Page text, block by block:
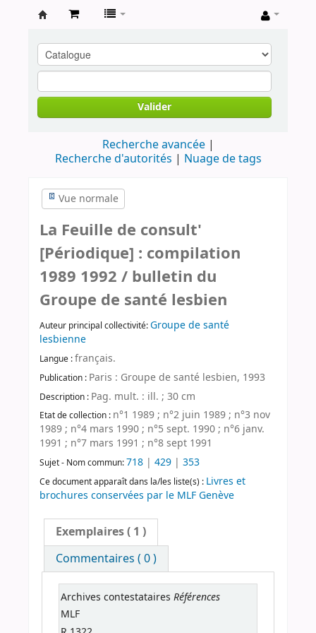
contestataires
Valider
Recherche avancée
Recherche d'autorités
Nuage de tags
Vue normale
La Feuille de consult'
[Périodique] : compilation
1989 1992 / bulletin du
Groupe de santé lesbien
Auteur principal collectivité:Groupe de santé
lesbienne
Langue :français.
Publication : Paris : Groupe de santé lesbien, 1993
Description : Pag. mult. : ill. ; 30 cm
Etat de collection : n°1 1989 ; n°2 juin 1989 ; n°3 nov
1989 ; n°4 mars 1990 ; n°5 sept. 1990 ; n°6 janv.
1991 ; n°7 mars 1991 ; n°8 sept 1991
Sujet - Nom commun:718 | 429 | 353
Ce document apparaît dans la/les liste(s) : Livres et
brochures conservées par le MLF Genève
Exemplaires( 1 )
Commentaires ( 0 )
Archives contestataires Références
MLF